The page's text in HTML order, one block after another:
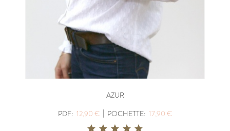
AZUR
PDF: 12,90 € | POCHETTE: 17,90 €